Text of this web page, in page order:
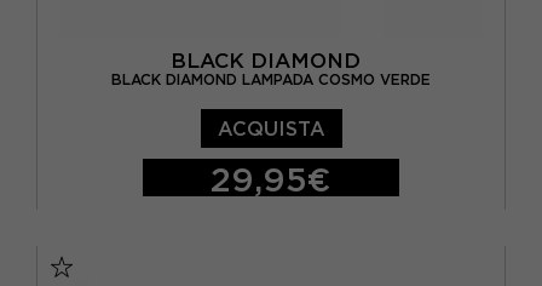
BLACK DIAMOND
BLACK DIAMOND LAMPADA COSMO VERDE
ACQUISTA
29,95€